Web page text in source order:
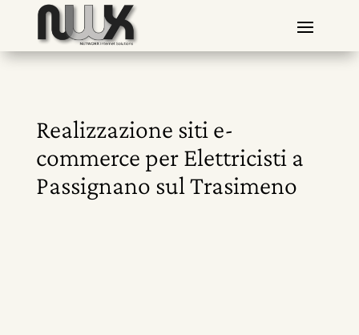
Realizzazione siti e-
commerce per Elettricisti a
Passignano sul Trasimeno